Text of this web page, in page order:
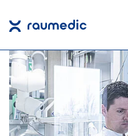
Anwendungsgebiete
Kompetenzen
Unternehmen
Karriere